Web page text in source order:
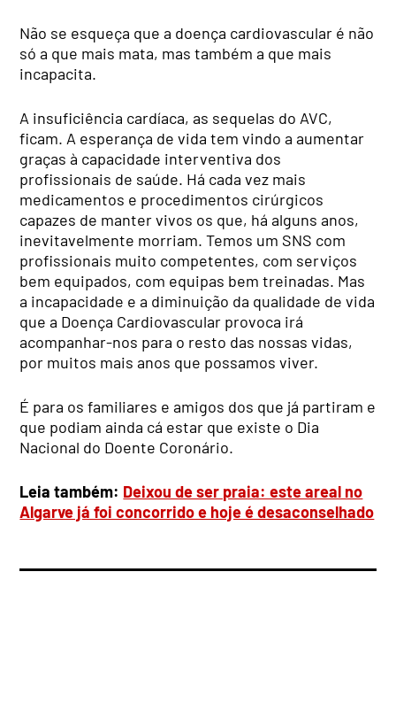
Não se esqueça que a doença cardiovascular é não
só a que mais mata, mas também a que mais
incapacita.
A insuficiência cardíaca, as sequelas do AVC,
ficam. A esperança de vida tem vindo a aumentar
graças à capacidade interventiva dos
profissionais de saúde. Há cada vez mais
medicamentos e procedimentos cirúrgicos
capazes de manter vivos os que, há alguns anos,
inevitavelmente morriam. Temos um SNS com
profissionais muito competentes, com serviços
bem equipados, com equipas bem treinadas. Mas
a incapacidade e a diminuição da qualidade de vida
que a Doença Cardiovascular provoca irá
acompanhar-nos para o resto das nossas vidas,
por muitos mais anos que possamos viver.
É para os familiares e amigos dos que já partiram e
que podiam ainda cá estar que existe o Dia
Nacional do Doente Coronário.
Leia também: Deixou de ser praia: este areal no
Algarve já foi concorrido e hoje é desaconselhado